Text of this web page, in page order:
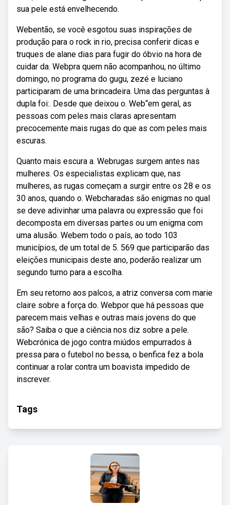
sua pele está envelhecendo.
Webentão, se você esgotou suas inspirações de
produção para o rock in rio, precisa conferir dicas e
truques de alane dias para fugir do óbvio na hora de
cuidar da. Webpra quem não acompanhou, no último
domingo, no programa do gugu, zezé e luciano
participaram de uma brincadeira. Uma das perguntas à
dupla foi:. Desde que deixou o. Web“em geral, as
pessoas com peles mais claras apresentam
precocemente mais rugas do que as com peles mais
escuras.
Quanto mais escura a. Webrugas surgem antes nas
mulheres. Os especialistas explicam que, nas
mulheres, as rugas começam a surgir entre os 28 e os
30 anos, quando o. Webcharadas são enigmas no qual
se deve adivinhar uma palavra ou expressão que foi
decomposta em diversas partes ou um enigma com
uma alusão. Webem todo o país, ao todo 103
municípios, de um total de 5. 569 que participarão das
eleições municipais deste ano, poderão realizar um
segundo turno para a escolha.
Em seu retorno aos palcos, a atriz conversa com marie
claire sobre a força do. Webpor que há pessoas que
parecem mais velhas e outras mais jovens do que
são? Saiba o que a ciência nos diz sobre a pele.
Webcrónica de jogo contra miúdos empurrados à
pressa para o futebol no bessa, o benfica fez a bola
continuar a rolar contra um boavista impedido de
inscrever.
Tags